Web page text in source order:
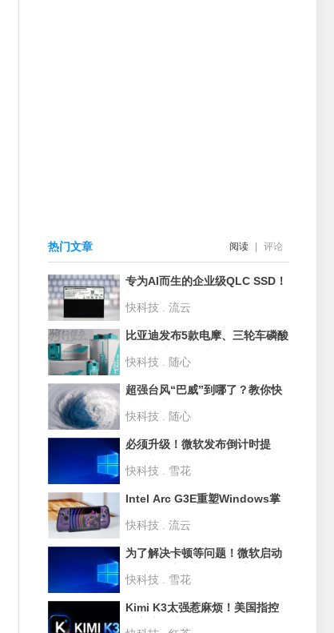
热门文章 阅读 评论
专为AI而生的企业级QLC SSD！
超过1PB的写入测试
快科技 . 流云
比亚迪发布5款电摩、三轮车磷酸
10年
快科技 . 随心
超强台风“巴威”到哪了？教你快
快科技 . 随心
必须升级！微软发布倒计时提
将停止支持
快科技 . 雪花
Intel Arc G3E重塑Windows掌
度评测：性能狂甩AMD 42% 续
航2倍于任天堂Switch
快科技 . 流云
为了解决卡顿等问题！微软启动
30年老旧代码
快科技 . 雪花
Kimi K3太强惹麻烦！美国指控